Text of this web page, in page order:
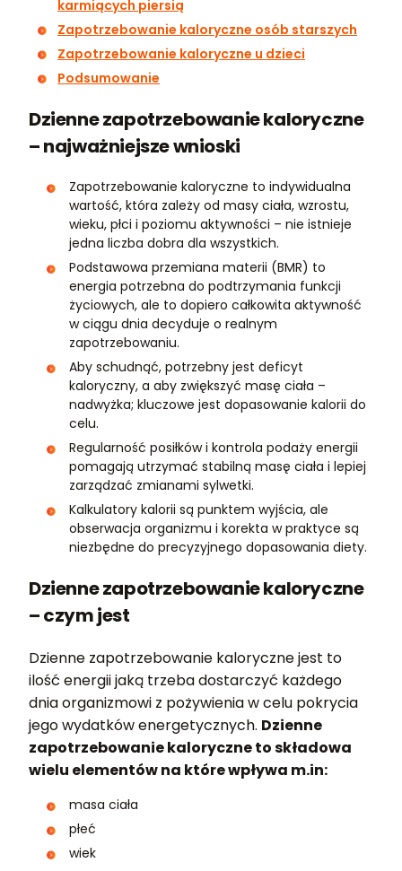
karmiących piersią
Zapotrzebowanie kaloryczne osób starszych
Zapotrzebowanie kaloryczne u dzieci
Podsumowanie
Dzienne zapotrzebowanie kaloryczne
– najważniejsze wnioski
Zapotrzebowanie kaloryczne to indywidualna
wartość, która zależy od masy ciała, wzrostu,
wieku, płci i poziomu aktywności – nie istnieje
jedna liczba dobra dla wszystkich.
Podstawowa przemiana materii (BMR) to
energia potrzebna do podtrzymania funkcji
życiowych, ale to dopiero całkowita aktywność
w ciągu dnia decyduje o realnym
zapotrzebowaniu.
Aby schudnąć, potrzebny jest deficyt
kaloryczny, a aby zwiększyć masę ciała –
nadwyżka; kluczowe jest dopasowanie kalorii do
celu.
Regularność posiłków i kontrola podaży energii
pomagają utrzymać stabilną masę ciała i lepiej
zarządzać zmianami sylwetki.
Kalkulatory kalorii są punktem wyjścia, ale
obserwacja organizmu i korekta w praktyce są
niezbędne do precyzyjnego dopasowania diety.
Dzienne zapotrzebowanie kaloryczne
– czym jest
Dzienne zapotrzebowanie kaloryczne jest to
ilość energii jaką trzeba dostarczyć każdego
dnia organizmowi z pożywienia w celu pokrycia
jego wydatków energetycznych. Dzienne
zapotrzebowanie kaloryczne to składowa
wielu elementów na które wpływa m.in:
masa ciała
płeć
wiek